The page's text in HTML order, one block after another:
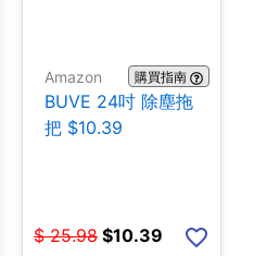
Amazon 購買指南
BUVE 24吋 除塵拖
把 $10.39
$ 25.98 $10.39